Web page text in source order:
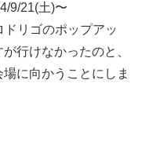
9/21(土)〜
リゴのポップアッ
行けなかったのと、
に向かうことにしま